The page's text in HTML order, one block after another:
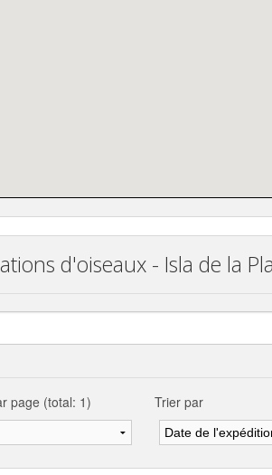
d'oiseaux - Isla de la
page (total: 1) Trier par